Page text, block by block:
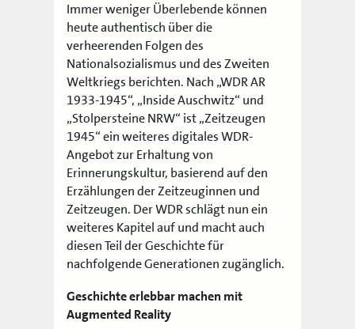
Immer weniger Überlebende können
heute authentisch über die
verheerenden Folgen des
Nationalsozialismus und des Zweiten
Weltkriegs berichten. Nach „WDR AR
1933-1945“, „Inside Auschwitz“ und
„Stolpersteine NRW“ ist „Zeitzeugen
1945“ ein weiteres digitales WDR-
Angebot zur Erhaltung von
Erinnerungskultur, basierend auf den
Erzählungen der Zeitzeuginnen und
Zeitzeugen. Der WDR schlägt nun ein
weiteres Kapitel auf und macht auch
diesen Teil der Geschichte für
nachfolgende Generationen zugänglich.
Geschichte erlebbar machen mit
Augmented Reality